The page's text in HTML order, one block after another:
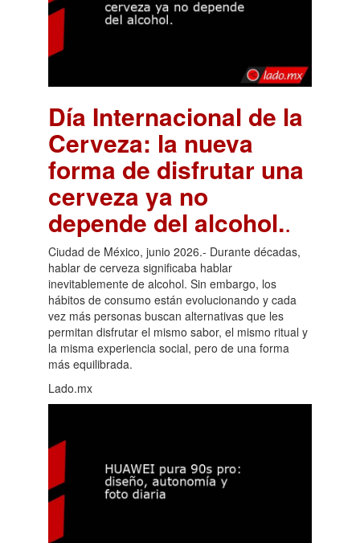
Día Internacional de la
Cerveza: la nueva
forma de disfrutar una
cerveza ya no
depende del alcohol..
Ciudad de México, junio 2026.- Durante décadas,
hablar de cerveza significaba hablar
inevitablemente de alcohol. Sin embargo, los
hábitos de consumo están evolucionando y cada
vez más personas buscan alternativas que les
permitan disfrutar el mismo sabor, el mismo ritual y
la misma experiencia social, pero de una forma
más equilibrada.
Lado.mx